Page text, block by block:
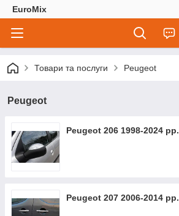
EuroMix
Товари та послуги Peugeot
Peugeot
Peugeot 206 1998-2024 рр.
Peugeot 207 2006-2014 рр.